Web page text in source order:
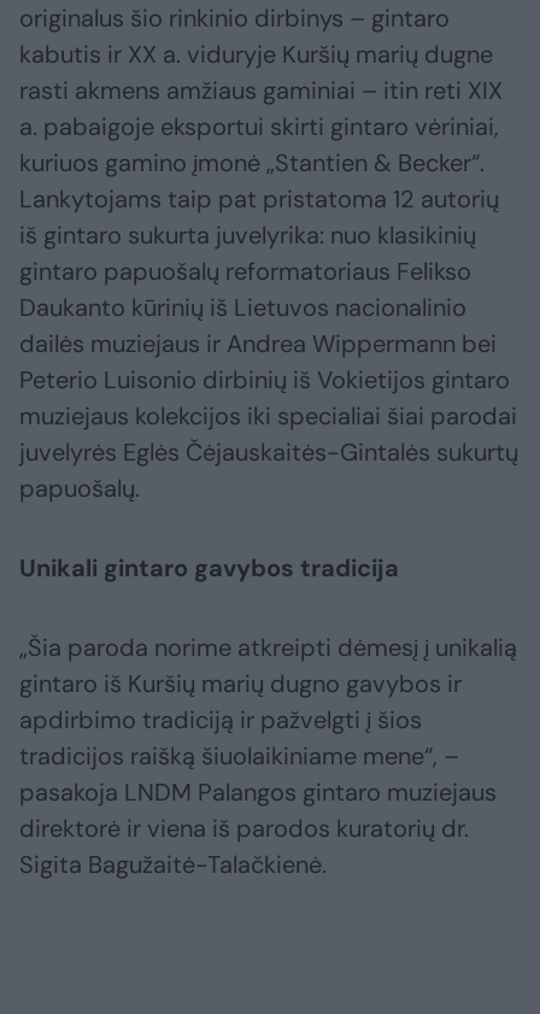
originalus šio rinkinio dirbinys – gintaro
kabutis ir XX a. viduryje Kuršių marių dugne
rasti akmens amžiaus gaminiai – itin reti XIX
a. pabaigoje eksportui skirti gintaro vėriniai,
kuriuos gamino įmonė „Stantien & Becker“.
Lankytojams taip pat pristatoma 12 autorių
iš gintaro sukurta juvelyrika: nuo klasikinių
gintaro papuošalų reformatoriaus Felikso
Daukanto kūrinių iš Lietuvos nacionalinio
dailės muziejaus ir Andrea Wippermann bei
Peterio Luisonio dirbinių iš Vokietijos gintaro
muziejaus kolekcijos iki specialiai šiai parodai
juvelyrės Eglės Čėjauskaitės-Gintalės sukurtų
papuošalų.
Unikali gintaro gavybos tradicija
„Šia paroda norime atkreipti dėmesį į unikalią
gintaro iš Kuršių marių dugno gavybos ir
apdirbimo tradiciją ir pažvelgti į šios
tradicijos raišką šiuolaikiniame mene“, –
pasakoja LNDM Palangos gintaro muziejaus
direktorė ir viena iš parodos kuratorių dr.
Sigita Bagužaitė-Talačkienė.